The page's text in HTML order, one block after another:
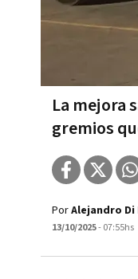
La mejora
gremios
PorAlejandro Di
13/10/2025- 07:55hs